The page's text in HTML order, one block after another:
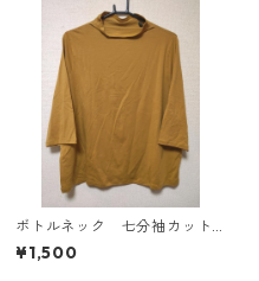
ボトルネック 七分袖カット
ソー ４Ｌ マスタード KA
E-4818
¥1,500